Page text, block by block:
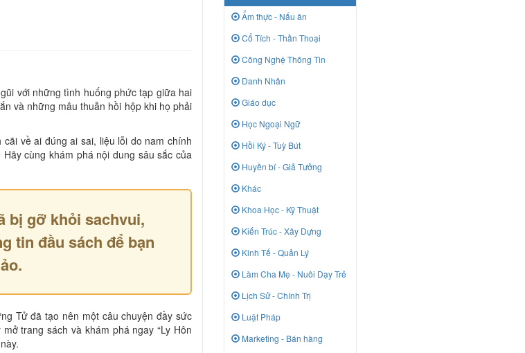
với những tình huống phức tạp giữa hai
và những mâu thuẫn hồi hộp khi họ phải
về ai đúng ai sai, liệu lỗi do nam chính
cùng khám phá nội dung sâu sắc của
bị gỡ khỏi sachvui,
tin đầu sách để bạn
Tử đã tạo nên một câu chuyện đầy sức
trang sách và khám phá ngay “Ly Hôn
Ẩm thực - Nấu ăn
Cổ Tích - Thần Thoại
Công Nghệ Thông Tin
Danh Nhân
Giáo dục
Học Ngoại Ngữ
Hồi Ký - Tuỳ Bút
Huyền bí - Giả Tưởng
Khác
Khoa Học - Kỹ Thuật
Kiến Trúc - Xây Dựng
Kinh Tế - Quản Lý
Làm Cha Mẹ - Nuôi Dạy Trẻ
Lịch Sử - Chính Trị
Luật Pháp
Marketing - Bán hàng